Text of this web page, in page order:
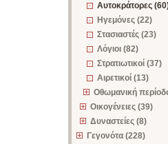
Αυτοκράτορες
Ηγεμόνες (22)
Στασιαστές (23)
Λόγιοι (82)
Στρατιωτικοί (37)
Αιρετικοί (13)
Οθωμανική
Οικογένειες (39)
Δυναστείες (8)
Γεγονότα (228)